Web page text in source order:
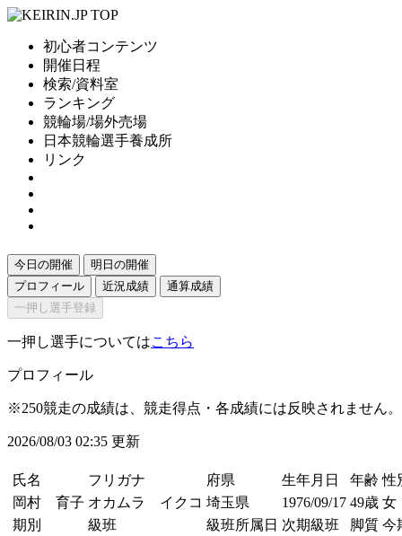
初心者コンテンツ
開催日程
検索/資料室
ランキング
競輪場/場外売場
日本競輪選手養成所
リンク
今日の開催
明日の開催
プロフィール
近況成績
通算成績
一押し選手登録
一押し選手についてはこちら
プロフィール
※250競走の成績は、競走得点・各成績には反映されません。
2026/08/03 02:35 更新
氏名 フリガナ 府県 生年月日 年齢 性
岡村 育子 オカムラ イクコ 埼玉県 1976/09/17 49歳 女
期別
級班 級班所属日 次期級班 脚質 今